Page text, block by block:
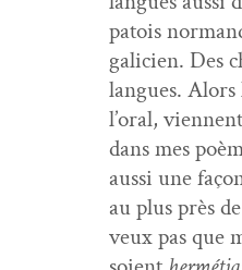
patois
gali­cien. Des
langues. Alors
l’oral,
dans mes
aus­si une
au plus près
veux pas que